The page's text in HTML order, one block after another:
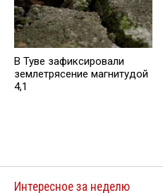
В Туве зафиксировали
землетрясение магнитудой
4,1
Интересное за неделю